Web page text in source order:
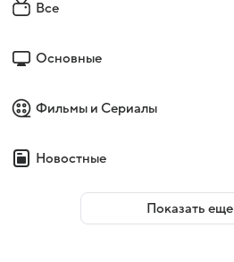
Все
Основные
Фильмы и Сериалы
Новостные
Показать еще